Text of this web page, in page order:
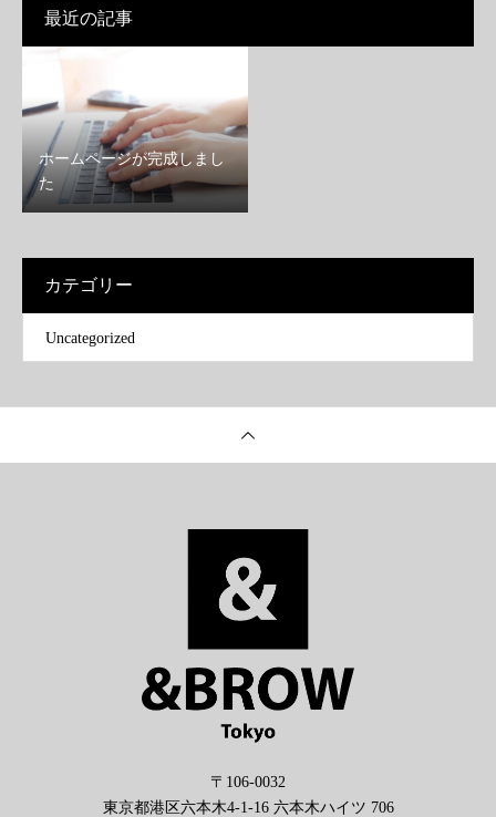
最近の記事
ホームページが完成しまし
た
カテゴリー
Uncategorized
〒106-0032
東京都港区六本木4-1-16 六本木ハイツ 706